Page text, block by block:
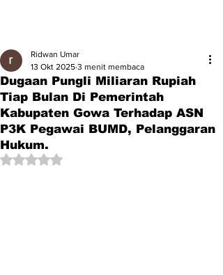
Dugaan Pungli Miliaran Rupiah
Tiap Bulan Di Pemerintah
Kabupaten Gowa Terhadap ASN
P3K Pegawai BUMD, Pelanggaran
Hukum.
Ridwan Umar
13 Okt 2025 3 menit membaca
Dinilai NaN dari 5 bintang.